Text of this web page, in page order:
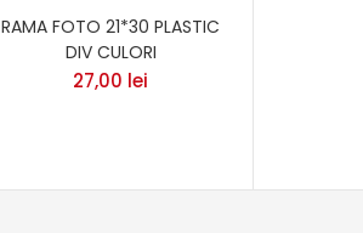
RAMA FOTO 21*30 PLASTIC
DIV CULORI
27,00 lei